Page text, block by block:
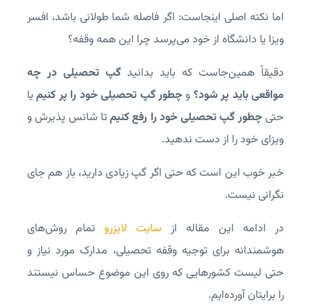
اما نکته اصلی اینجاست: اگر فاصله شما طولانی باشد، افسر
ویزا یا دانشگاه از خود می‌پرسد چرا این همه وقفه؟
دقیقاً همین‌جاست که باید بدانید گپ تحصیلی در چه
مواقعی باید پر شود؟ وچطور گپ تحصیلی خود را پر کنیمیا
حتیچطور گپ تحصیلی خود را رفع کنیمتا شانس پذیرش و
ویزای خود را از دست ندهید.
خبر خوب این است که حتی اگر گپ زیادی دارید، باز هم جای
نگرانی نیست.
در ادامه این مقاله از سایت لایزرو تمام روش‌های
هوشمندانه برای توجیه وقفه تحصیلی، مدارک مورد نیاز و
حتی لیست کشورهایی که روی این موضوع حساس نیستند
را برایتان آورده‌ایم.